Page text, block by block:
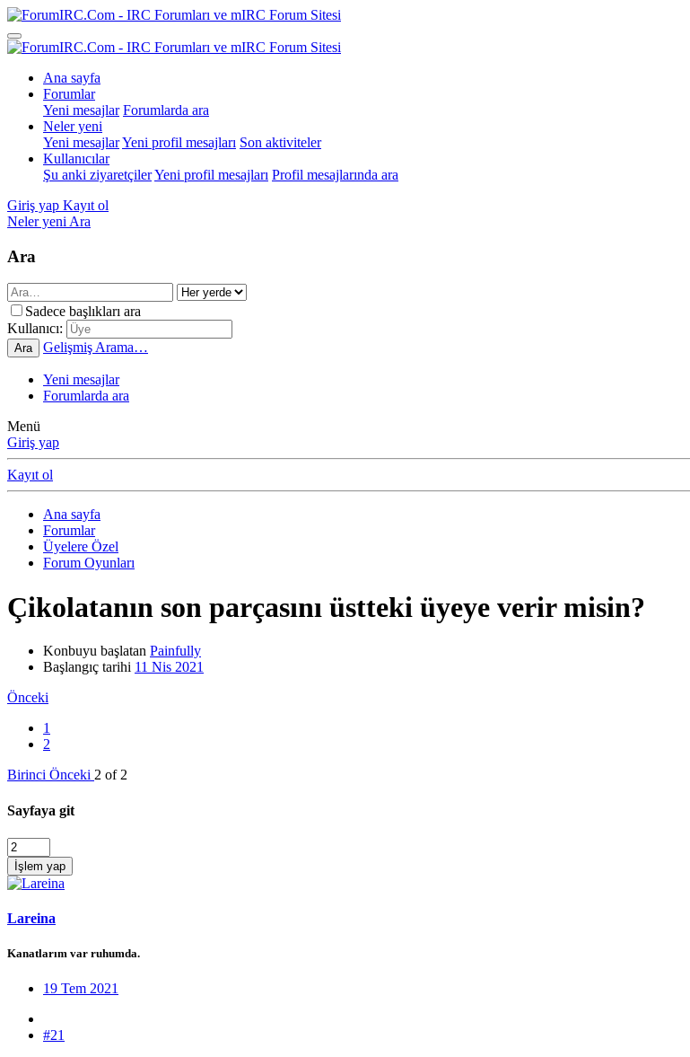
Ana sayfa
Forumlar
Yeni mesajlar Forumlarda ara
Neler yeni
Yeni mesajlarYeni profil mesajları Son aktiviteler
Kullanıcılar
Şu anki ziyaretçilerYeni profil mesajları Profil mesajlarında ara
Giriş yap Kayıt ol
Neler yeni Ara
Ara
Sadece başlıkları ara
Kullanıcı:
Ara Gelişmiş Arama…
Yeni mesajlar
Forumlarda ara
Menü
Giriş yap
Kayıt ol
Ana sayfa
Forumlar
Üyelere Özel
Forum Oyunları
Çikolatanın son parçasını üstteki üyeye verir misin?
Konbuyu başlatan Painfully
Başlangıç tarihi 11 Nis 2021
Önceki
1
2
Birinci Önceki 2 of 2
Sayfaya git
İşlem yap
Lareina
Kanatlarım var ruhumda.
19 Tem 2021
#21